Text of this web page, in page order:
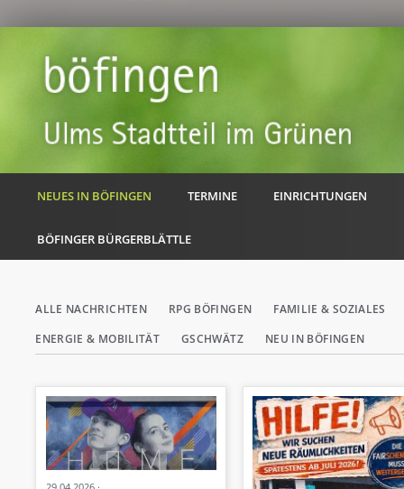
NEUES IN BÖFINGEN TERMINE EINRICHTUNGEN
BÖFINGER BÜRGERBLÄTTLE
Navigation
ALLE NACHRICHTEN RPG BÖFINGEN
FAMILIE & SOZIALES
ENERGIE & MOBILITÄT
GSCHWÄTZ NEU IN BÖFINGEN